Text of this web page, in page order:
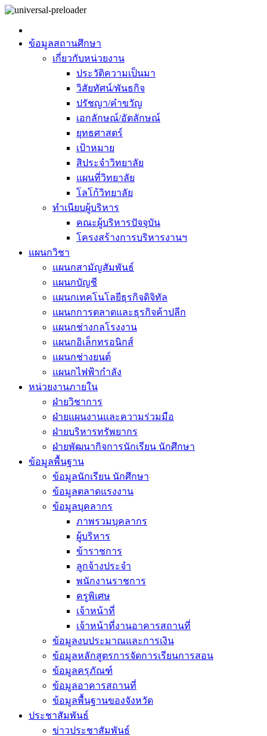
ข้อมูลสถานศึกษา
เกี่ยวกับหน่วยงาน
ประวัติความเป็นมา
วิสัยทัศน์/พันธกิจ
ปรัชญา/คำขวัญ
เอกลักษณ์/อัตลักษณ์
ยุทธศาสตร์
เป้าหมาย
สิประจำวิทยาลัย
แผนที่วิทยาลัย
โลโก้วิทยาลัย
ทำเนียบผู้บริหาร
คณะผู้บริหารปัจจุบัน
โครงสร้างการบริหารงานฯ
แผนกวิชา
แผนกสามัญสัมพันธ์
แผนกบัญชี
แผนกเทคโนโลยีธุรกิจดิจิทัล
แผนกการตลาดและธุรกิจค้าปลีก
แผนกช่างกลโรงงาน
แผนกอิเล็กทรอนิกส์
แผนกช่างยนต์
แผนกไฟฟ้ากำลัง
หน่วยงานภายใน
ฝ่ายวิชาการ
ฝ่ายแผนงานและความร่วมมือ
ฝ่ายบริหารทรัพยากร
ฝ่ายพัฒนากิจการนักเรียน นักศึกษา
ข้อมูลพื้นฐาน
ข้อมูลนักเรียน นักศึกษา
ข้อมูลตลาดแรงงาน
ข้อมูลบุคลากร
ภาพรวมบุคลากร
ผู้บริหาร
ข้าราชการ
ลูกจ้างประจำ
พนักงานราชการ
ครูพิเศษ
เจ้าหน้าที่
เจ้าหน้าที่งานอาคารสถานที่
ข้อมูลงบประมาณและการเงิน
ข้อมูลหลักสูตรการจัดการเรียนการสอน
ข้อมูลครุภัณฑ์
ข้อมูลอาคารสถานที่
ข้อมูลพื้นฐานของจังหวัด
ประชาสัมพันธ์
ข่าวประชาสัมพันธ์